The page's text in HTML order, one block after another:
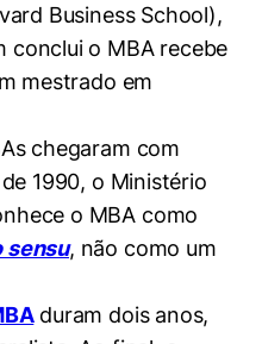
Business School),
conclui o MBA recebe
mestrado em
chegaram com
1990, o Ministério
o MBA como
sensu, não como um
duram dois anos,